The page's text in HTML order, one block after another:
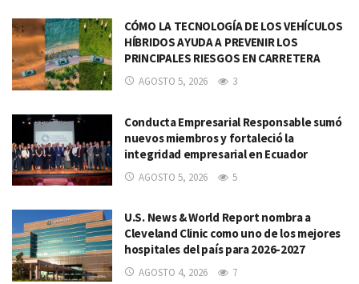
CÓMO LA TECNOLOGÍA DE LOS VEHÍCULOS
HÍBRIDOS AYUDA A PREVENIR LOS
PRINCIPALES RIESGOS EN CARRETERA
AGOSTO 5, 2026 3
Conducta Empresarial Responsable sumó
nuevos miembros y fortaleció la
integridad empresarial en Ecuador
AGOSTO 5, 2026 5
U.S. News & World Report nombra a
Cleveland Clinic como uno de los mejores
hospitales del país para 2026-2027
AGOSTO 4, 2026 7